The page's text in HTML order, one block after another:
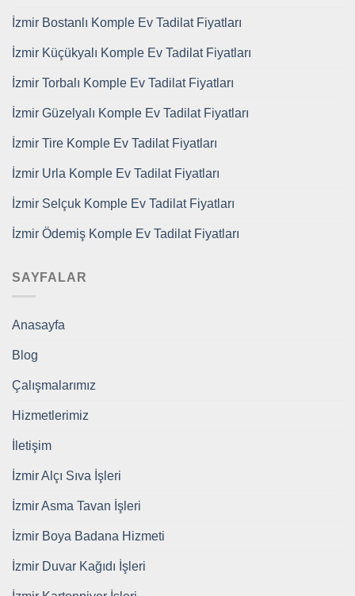
İzmir Bostanlı Komple Ev Tadilat Fiyatları
İzmir Küçükyalı Komple Ev Tadilat Fiyatları
İzmir Torbalı Komple Ev Tadilat Fiyatları
İzmir Güzelyalı Komple Ev Tadilat Fiyatları
İzmir Tire Komple Ev Tadilat Fiyatları
İzmir Urla Komple Ev Tadilat Fiyatları
İzmir Selçuk Komple Ev Tadilat Fiyatları
İzmir Ödemiş Komple Ev Tadilat Fiyatları
SAYFALAR
Anasayfa
Blog
Çalışmalarımız
Hizmetlerimiz
İletişim
İzmir Alçı Sıva İşleri
İzmir Asma Tavan İşleri
İzmir Boya Badana Hizmeti
İzmir Duvar Kağıdı İşleri